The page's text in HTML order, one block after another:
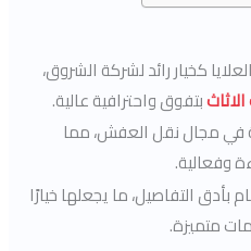
كخيار رائد لشركة الشروق،
بتفوق واحترافية عالية.
في مجال نقل العفش، مما
وفعالية.
بأدق التفاصيل، ما يجعلها خيارًا
متميزة.